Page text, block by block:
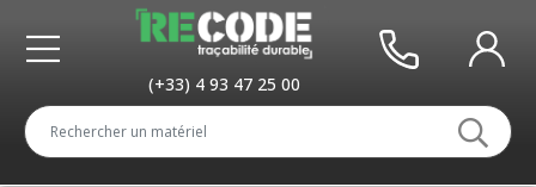
(+33) 4 93 47 25 00